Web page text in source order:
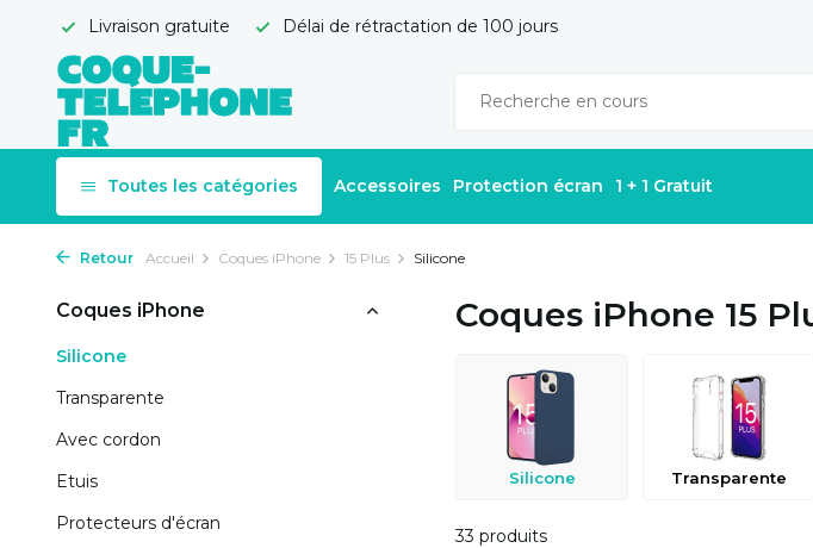
Livraison gratuite Délai de rétractation de 100 jours
Toutes les catégories Accessoires Protection écran 1 + 1 Gratuit
Retour Accueil Coques iPhone 15 Plus Silicone
Coques iPhone
Silicone
Transparente
Avec cordon
Etuis
Protecteurs d'écran
Coques iPhone 15
Silicone Transparente
33 produits